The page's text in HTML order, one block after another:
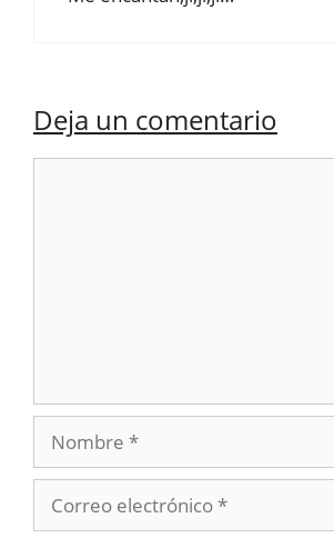
Deja un comentario
Nombre
electrónico